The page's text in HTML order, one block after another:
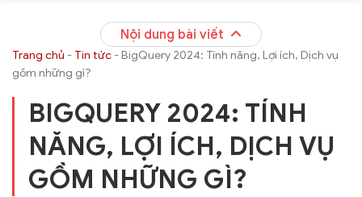
Nội dung bài viết
Trang chủ - Tin tức -BigQuery 2024: Tính năng, Lợi ích, Dịch vụ
gồm những gì?
BIGQUERY 2024: TÍNH
NĂNG, LỢI ÍCH, DỊCH VỤ
GỒM NHỮNG GÌ?